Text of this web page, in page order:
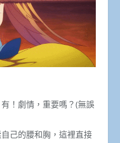
！劇情，重要嗎？(無誤
己的腰和胸，這裡直接